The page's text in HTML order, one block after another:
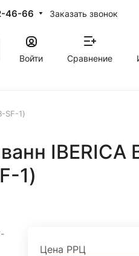
46-66 Заказать звонок
Войти
Сравнение
SF-1)
IBERICA
1)
Цена РРЦ